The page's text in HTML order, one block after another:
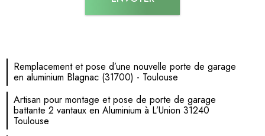
Remplacement et pose d’une nouvelle porte de garage
en aluminium Blagnac (31700) - Toulouse
Artisan pour montage et pose de porte de garage
battante 2 vantaux en Aluminium à L’Union 31240
Toulouse